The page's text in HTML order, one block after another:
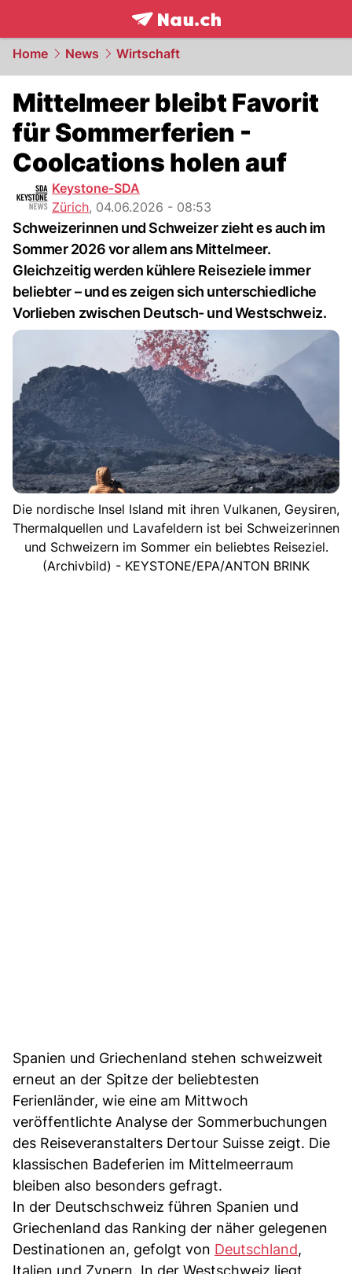
frontpage.NAU.ch
Home News Wirtschaft
Mittelmeer bleibt Favorit
für Sommerferien -
Coolcations holen auf
Keystone-SDA
Zürich, 04.06.2026 - 08:53
Schweizerinnen und Schweizer zieht es auch im
Sommer 2026 vor allem ans Mittelmeer.
Gleichzeitig werden kühlere Reiseziele immer
beliebter – und es zeigen sich unterschiedliche
Vorlieben zwischen Deutsch- und Westschweiz.
Die nordische Insel Island mit ihren Vulkanen, Geysiren,
Thermalquellen und Lavafeldern ist bei Schweizerinnen
und Schweizern im Sommer ein beliebtes Reiseziel.
(Archivbild) - KEYSTONE/EPA/ANTON BRINK
Spanien und Griechenland stehen schweizweit
erneut an der Spitze der beliebtesten
Ferienländer, wie eine am Mittwoch
veröffentlichte Analyse der Sommerbuchungen
des Reiseveranstalters Dertour Suisse zeigt. Die
klassischen Badeferien im Mittelmeerraum
bleiben also besonders gefragt.
In der Deutschschweiz führen Spanien und
Griechenland das Ranking der näher gelegenen
Destinationen an, gefolgt von Deutschland,
Italien und Zypern. In der Westschweiz liegt